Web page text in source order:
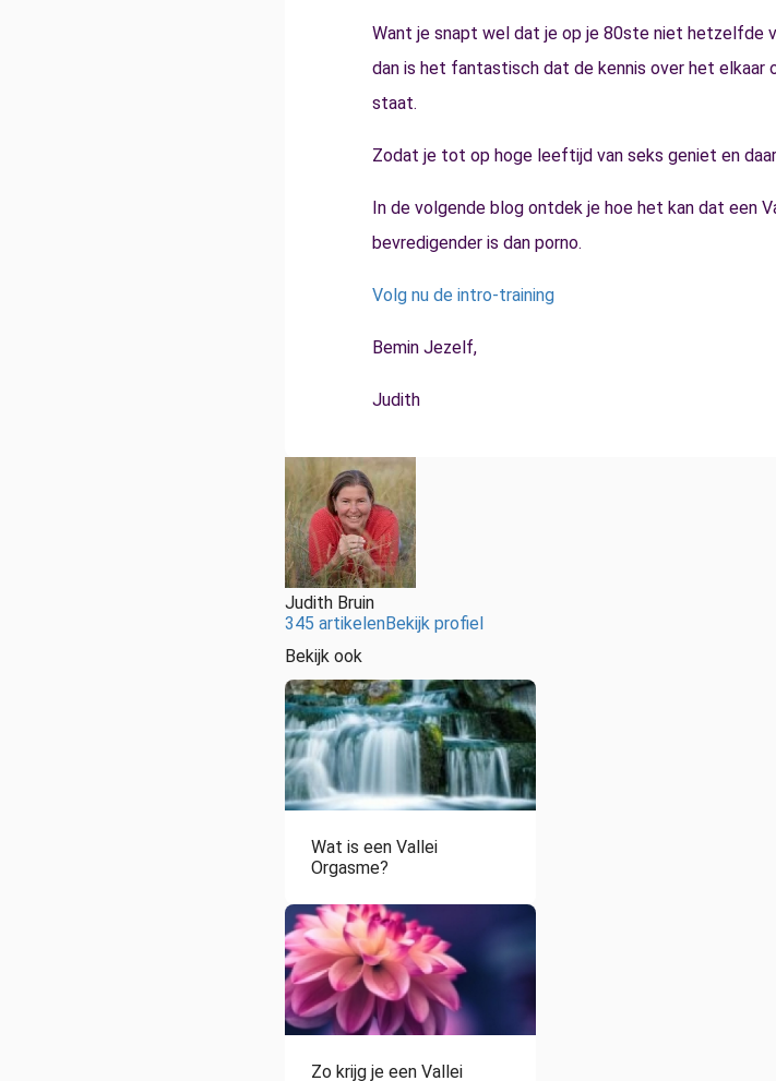
Want je snapt wel dat je op je 80ste niet hetzelfde
dan is het fantastisch dat de kennis over het
staat.
Zodat je tot op hoge leeftijd van seks geniet en
In de volgende blog ontdek je hoe het kan dat een
bevredigender is dan porno.
Volg nu de intro-training
Bemin Jezelf,
Judith
Judith Bruin
345 artikelenBekijk profiel
Bekijk ook
Wat is een Vallei
Orgasme?
Zo krijg je een Vallei